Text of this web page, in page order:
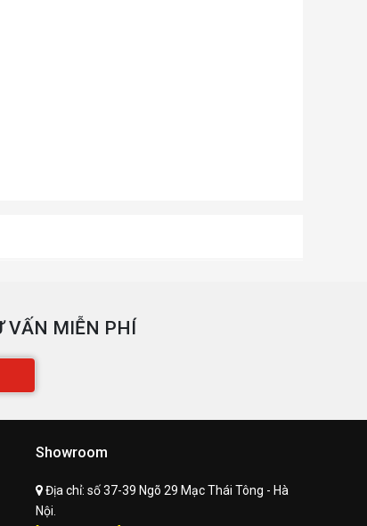
VẤN MIỄN PHÍ
Showroom
Địa chỉ: số 37-39 Ngõ 29 Mạc Thái Tông - Hà
Nội.